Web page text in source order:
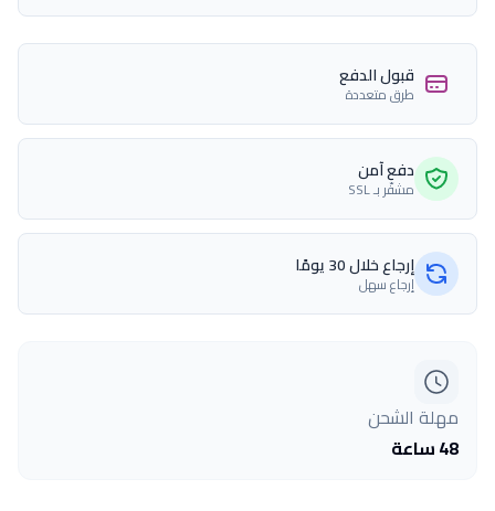
قبول الدفع
طرق متعددة
دفع آمن
مشفّر بـ SSL
إرجاع خلال 30 يومًا
إرجاع سهل
مهلة الشحن
48 ساعة